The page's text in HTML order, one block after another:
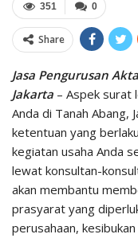
0
351
Share
Jasa Pengurusan
Jakarta – Aspek surat
Anda di Tanah Abang,
ketentuan yang
kegiatan usaha Anda
lewat konsultan-
akan membantu
prasyarat yang
perusahaan,